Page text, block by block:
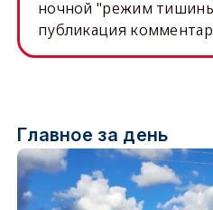
ночной "режим
публикация
Главное за день